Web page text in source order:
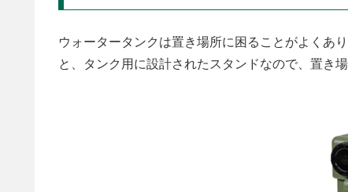
ウォータータンクは置き場所に困ることがよくあ
と、タンク用に設計されたスタンドなので、置き